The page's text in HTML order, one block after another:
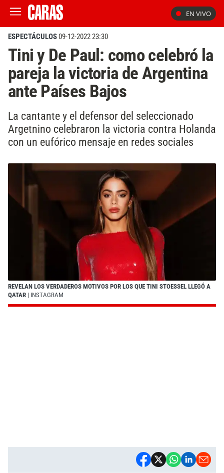
EN VIVO
ESPECTÁCULOS09-12-2022 23:30
Tini y De Paul: como celebró la
pareja la victoria de Argentina
ante Países Bajos
La cantante y el defensor del seleccionado
Argetnino celebraron la victoria contra Holanda
con un eufórico mensaje en redes sociales
REVELAN LOS VERDADEROS MOTIVOS POR LOS QUE TINI STOESSEL LLEGÓ A
QATAR | INSTAGRAM